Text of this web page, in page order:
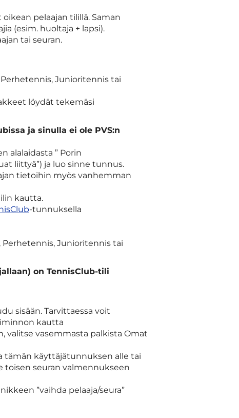
pelaajan tilillä. Saman
(esim. huoltaja + lapsi).
tai seuran.
Junioritennis tai
löydät tekemäsi
ja sinulla ei ole PVS:n
alalaidasta ” Porin
liittyä”) ja luo sinne tunnus.
tietoihin myös vanhemman
kautta.
-tunnuksella
Perhetennis, Junioritennis tai
on TennisClub-tili
sisään. Tarvittaessa voit
kautta
valitse vasemmasta palkista Omat
tämän käyttäjätunnuksen alle tai
toisen seuran valmennukseen
”vaihda pelaaja/seura”